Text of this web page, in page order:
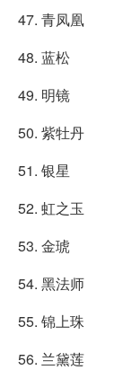
47. 青凤凰
48. 蓝松
49. 明镜
50. 紫牡丹
51. 银星
52. 虹之玉
53. 金琥
54. 黑法师
55. 锦上珠
56. 兰黛莲